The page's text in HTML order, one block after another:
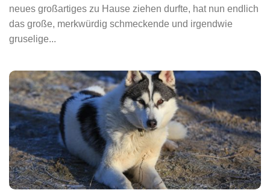
neues großartiges zu Hause ziehen durfte, hat nun endlich
das große, merkwürdig schmeckende und irgendwie
gruselige...